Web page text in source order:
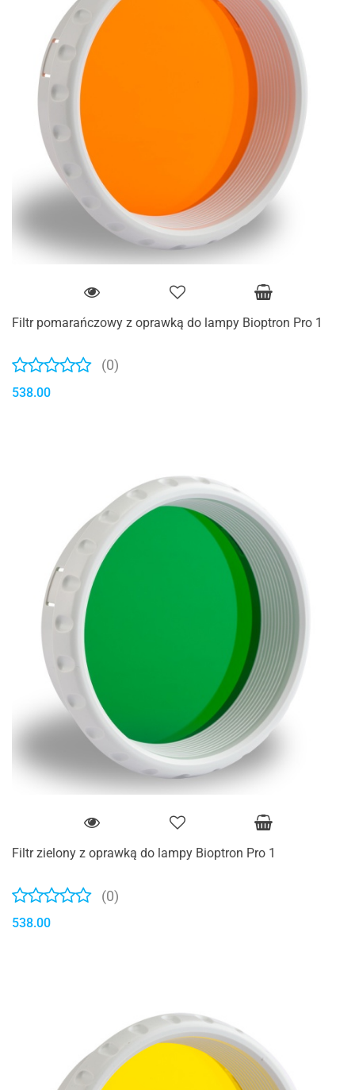
Filtr pomarańczowy z oprawką do lampy Bioptron Pro 1
(0)
538.00
Filtr zielony z oprawką do lampy Bioptron Pro 1
(0)
538.00